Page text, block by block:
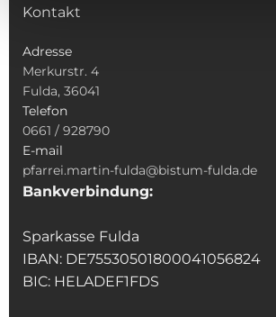
Kontakt
Adresse
Merkurstr. 4
Fulda, 36041
Telefon
0661 / 928790
E-mail
pfarrei.martin-fulda@bistum-fulda.de
Bankverbindung:
Sparkasse Fulda
IBAN: DE75530501800041056824
BIC: HELADEF1FDS